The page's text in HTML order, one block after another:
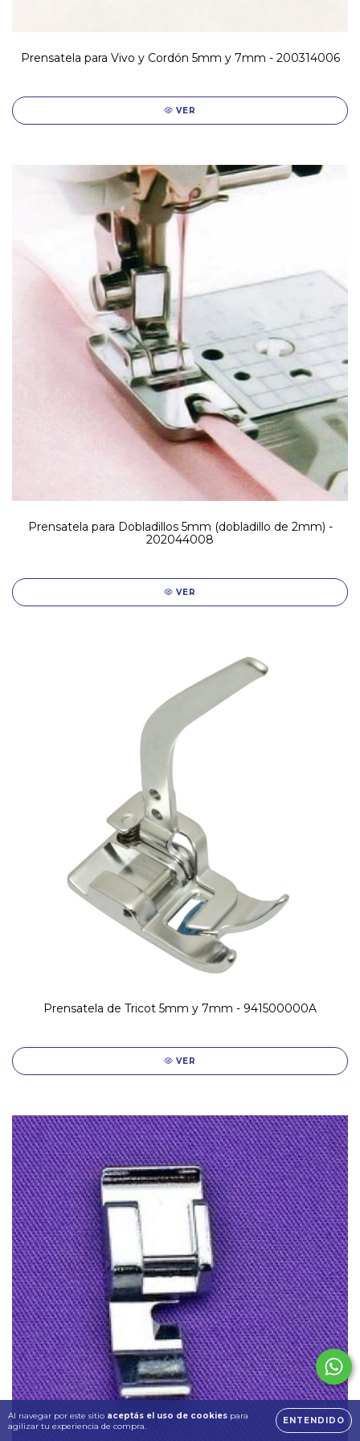
Al navegar por este sitio aceptás el uso de cookies para
agilizar tu experiencia de compra.
ENTENDIDO
Prensatela para Vivo y Cordón 5mm y 7mm - 200314006
VER
Prensatela para Dobladillos 5mm (dobladillo de 2mm) -
202044008
VER
Prensatela de Tricot 5mm y 7mm - 941500000A
VER